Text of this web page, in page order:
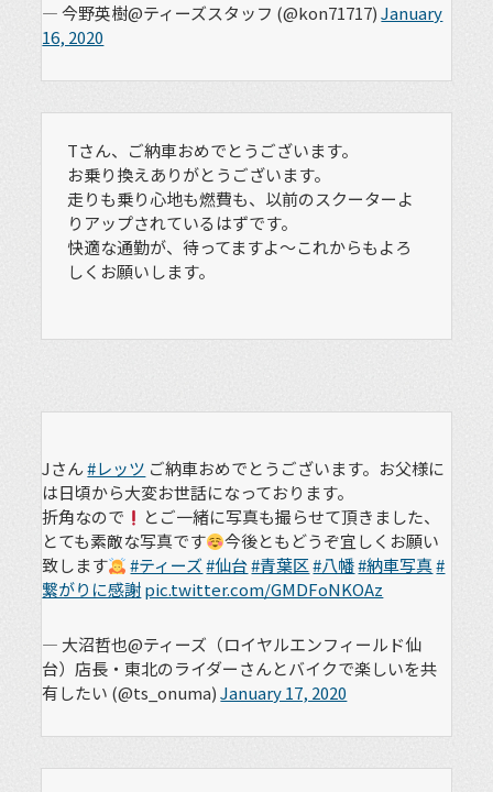
— 今野英樹@ティーズスタッフ (@kon71717)January
16, 2020
Tさん、ご納車おめでとうございます。
お乗り換えありがとうございます。
走りも乗り心地も燃費も、以前のスクーターよ
りアップされているはずです。
快適な通勤が、待ってますよ〜これからもよろ
しくお願いします。
Jさん#レッツ ご納車おめでとうございます。お父様に
は日頃から大変お世話になっております。
折角なので
とご一緒に写真も撮らせて頂きました、
とても素敵な写真です
今後ともどうぞ宜しくお願い
致します
#ティーズ#仙台#青葉区#八幡#納車写真#
繋がりに感謝pic.twitter.com/GMDFoNKOAz
— 大沼哲也@ティーズ（ロイヤルエンフィールド仙
台）店長・東北のライダーさんとバイクで楽しいを共
有したい (@ts_onuma)January 17, 2020